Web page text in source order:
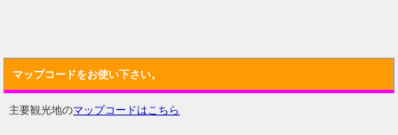
マップコードをお使い下さい。
主要観光地のマップコードはこちら